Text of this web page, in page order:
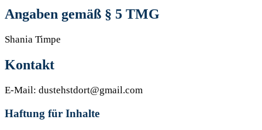
Angaben gemäß § 5 TMG
Shania Timpe
Kontakt
E-Mail: dustehstdort@gmail.com
Haftung für Inhalte